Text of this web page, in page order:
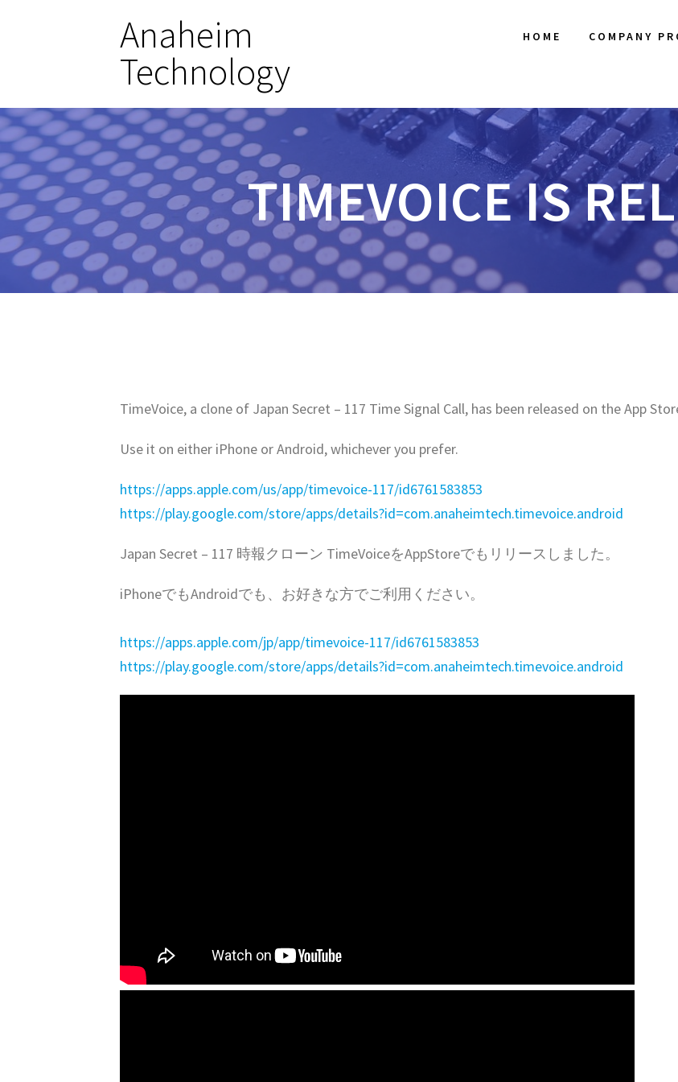
Anaheim
Technology
HOME COMPANY
TIMEVOICE IS
TimeVoice, a clone of Japan Secret – 117 Time Signal Call, has been released on the App
Use it on either iPhone or Android, whichever you prefer.
https://apps.apple.com/us/app/timevoice-117/id6761583853
https://play.google.com/store/apps/details?id=com.anaheimtech.timevoice.android
Japan Secret – 117 時報クローン TimeVoiceをAppStoreでもリリースしました。
iPhoneでもAndroidでも、お好きな方でご利用ください。
https://apps.apple.com/jp/app/timevoice-117/id6761583853
https://play.google.com/store/apps/details?id=com.anaheimtech.timevoice.android